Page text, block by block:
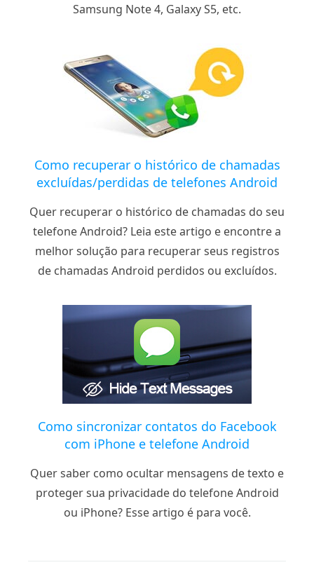
Samsung Note 4, Galaxy S5, etc.
Como recuperar o histórico de chamadas
excluídas/perdidas de telefones Android
Quer recuperar o histórico de chamadas do seu
telefone Android? Leia este artigo e encontre a
melhor solução para recuperar seus registros
de chamadas Android perdidos ou excluídos.
Como sincronizar contatos do Facebook
com iPhone e telefone Android
Quer saber como ocultar mensagens de texto e
proteger sua privacidade do telefone Android
ou iPhone? Esse artigo é para você.